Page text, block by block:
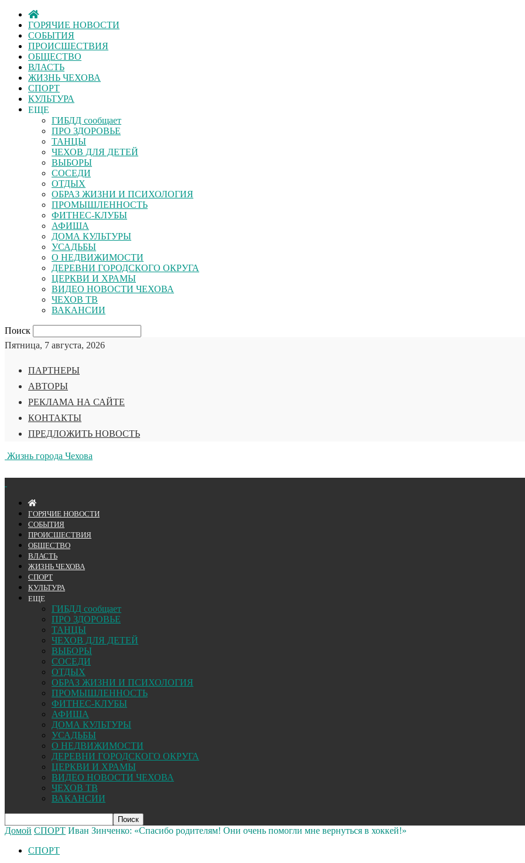
ГОРЯЧИЕ НОВОСТИ
СОБЫТИЯ
ПРОИСШЕСТВИЯ
ОБЩЕСТВО
ВЛАСТЬ
ЖИЗНЬ ЧЕХОВА
СПОРТ
КУЛЬТУРА
ЕЩЕ
ГИБДД сообщает
ПРО ЗДОРОВЬЕ
ТАНЦЫ
ЧЕХОВ ДЛЯ ДЕТЕЙ
ВЫБОРЫ
СОСЕДИ
ОТДЫХ
ОБРАЗ ЖИЗНИ И ПСИХОЛОГИЯ
ПРОМЫШЛЕННОСТЬ
ФИТНЕС-КЛУБЫ
АФИША
ДОМА КУЛЬТУРЫ
УСАДЬБЫ
О НЕДВИЖИМОСТИ
ДЕРЕВНИ ГОРОДСКОГО ОКРУГА
ЦЕРКВИ И ХРАМЫ
ВИДЕО НОВОСТИ ЧЕХОВА
ЧЕХОВ ТВ
ВАКАНСИИ
Поиск
Пятница, 7 августа, 2026
ПАРТНЕРЫ
АВТОРЫ
РЕКЛАМА НА САЙТЕ
КОНТАКТЫ
ПРЕДЛОЖИТЬ НОВОСТЬ
Жизнь города Чехова
ГОРЯЧИЕ НОВОСТИ
СОБЫТИЯ
ПРОИСШЕСТВИЯ
ОБЩЕСТВО
ВЛАСТЬ
ЖИЗНЬ ЧЕХОВА
СПОРТ
КУЛЬТУРА
ЕЩЕ
ГИБДД сообщает
ПРО ЗДОРОВЬЕ
ТАНЦЫ
ЧЕХОВ ДЛЯ ДЕТЕЙ
ВЫБОРЫ
СОСЕДИ
ОТДЫХ
ОБРАЗ ЖИЗНИ И ПСИХОЛОГИЯ
ПРОМЫШЛЕННОСТЬ
ФИТНЕС-КЛУБЫ
АФИША
ДОМА КУЛЬТУРЫ
УСАДЬБЫ
О НЕДВИЖИМОСТИ
ДЕРЕВНИ ГОРОДСКОГО ОКРУГА
ЦЕРКВИ И ХРАМЫ
ВИДЕО НОВОСТИ ЧЕХОВА
ЧЕХОВ ТВ
ВАКАНСИИ
Домой СПОРТ Иван Зинченко: «Спасибо родителям! Они очень помогли мне вернуться в хоккей!»
СПОРТ